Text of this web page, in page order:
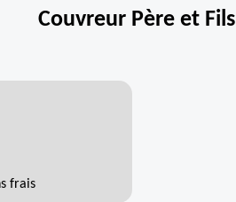
Couvreur Père et Fils
frais